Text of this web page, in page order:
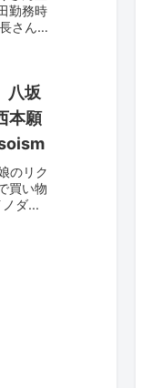
勤務時
さん
八坂
本願
のリク
買い物
ダ...